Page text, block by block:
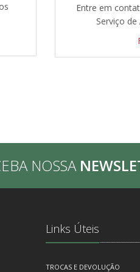
Entre em
Serviço
NOSSA
Links Úteis
TROCAS E DEVOLUÇÃO